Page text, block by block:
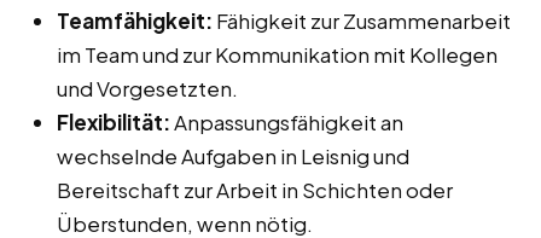
Teamfähigkeit: Fähigkeit zur Zusammenarbeit
im Team und zur Kommunikation mit Kollegen
und Vorgesetzten.
Flexibilität:Anpassungsfähigkeit an
wechselnde Aufgaben in Leisnig und
Bereitschaft zur Arbeit in Schichten oder
Überstunden, wenn nötig.